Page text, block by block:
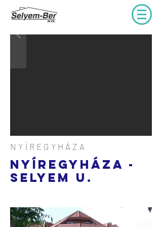
NYÍREGYHÁZA
NYÍREGYHÁZA -
SELYEM u.